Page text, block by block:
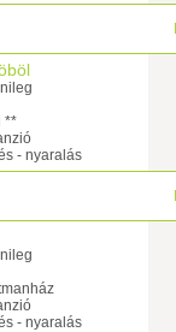
**
- nyaralás
- nyaralás